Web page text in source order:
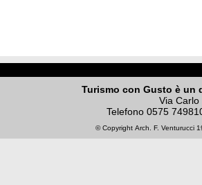
Turismo con Gusto è un
Via
Telefono 0575
© Copyright Arch. F. Venturucci